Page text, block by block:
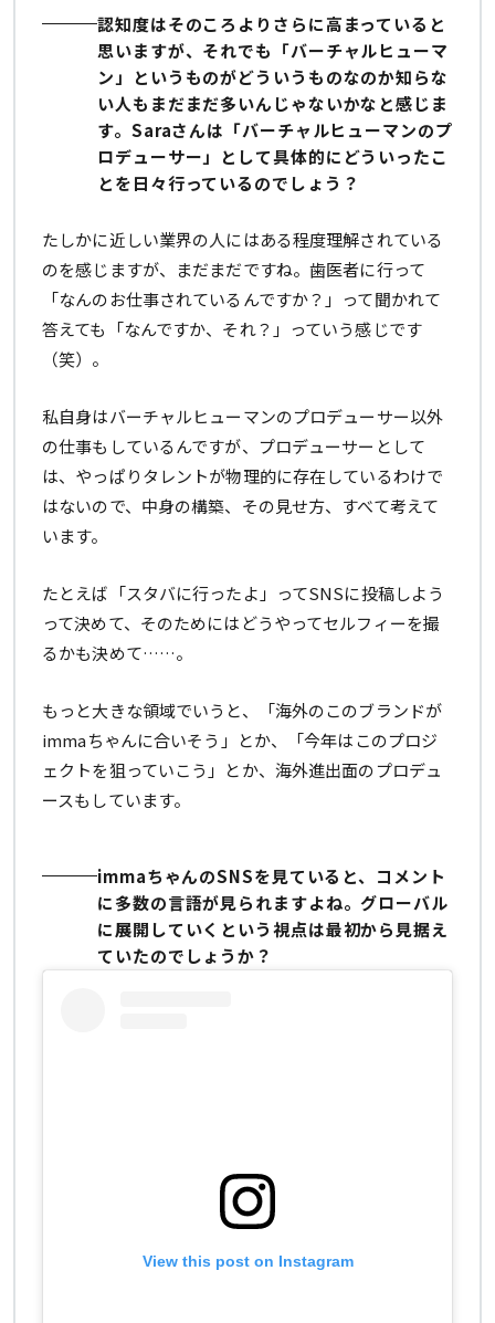
認知度はそのころよりさらに高まっていると
思いますが、それでも「バーチャルヒューマ
ン」というものがどういうものなのか知らな
い人もまだまだ多いんじゃないかなと感じま
す。Saraさんは「バーチャルヒューマンのプ
ロデューサー」として具体的にどういったこ
とを日々行っているのでしょう？
たしかに近しい業界の人にはある程度理解されている
のを感じますが、まだまだですね。歯医者に行って
「なんのお仕事されているんですか？」って聞かれて
答えても「なんですか、それ？」っていう感じです
（笑）。
私自身はバーチャルヒューマンのプロデューサー以外
の仕事もしているんですが、プロデューサーとして
は、やっぱりタレントが物理的に存在しているわけで
はないので、中身の構築、その見せ方、すべて考えて
います。
たとえば「スタバに行ったよ」ってSNSに投稿しよう
って決めて、そのためにはどうやってセルフィーを撮
るかも決めて……。
もっと大きな領域でいうと、「海外のこのブランドが
immaちゃんに合いそう」とか、「今年はこのプロジ
ェクトを狙っていこう」とか、海外進出面のプロデュ
ースもしています。
immaちゃんのSNSを見ていると、コメント
に多数の言語が見られますよね。グローバル
に展開していくという視点は最初から見据え
ていたのでしょうか？
View this post on Instagram